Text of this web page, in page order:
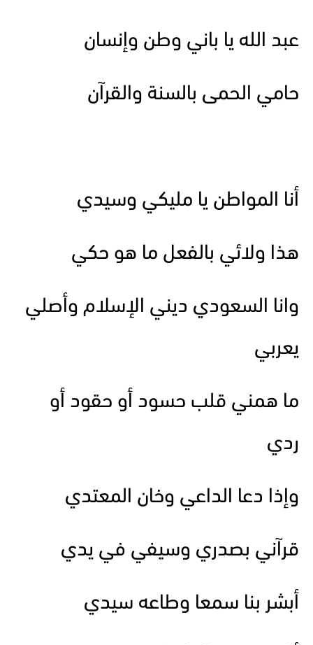
عبد الله يا باني وطن وإنسان
حامي الحمى بالسنة والقرآن
أنا المواطن يا مليكي وسيدي
هذا ولائي بالفعل ما هو حكي
وانا السعودي ديني الإسلام وأصلي
يعربي
ما همني قلب حسود أو حقود أو
ردي
وإذا دعا الداعي وخان المعتدي
قرآني بصدري وسيفي في يدي
أبشر بنا سمعا وطاعه سيدي